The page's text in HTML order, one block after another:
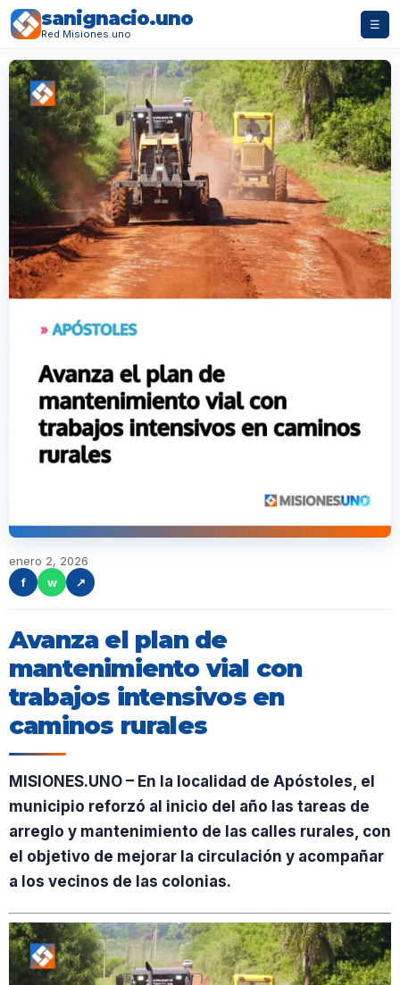
sanignacio.uno
Red Misiones.uno
☰
enero 2, 2026
f
w ↗
Avanza el plan de
mantenimiento vial con
trabajos intensivos en
caminos rurales
MISIONES.UNO – En la localidad de Apóstoles, el
municipio reforzó al inicio del año las tareas de
arreglo y mantenimiento de las calles rurales, con
el objetivo de mejorar la circulación y acompañar
a los vecinos de las colonias.